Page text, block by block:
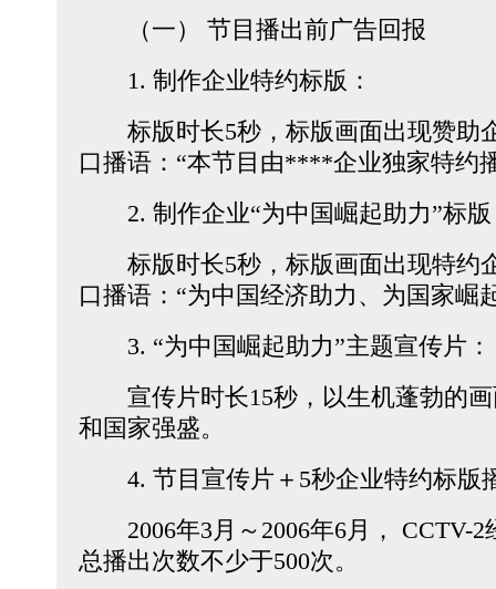
（一） 节目播出前广告回报
1. 制作企业特约标版：
标版时长5秒，标版画面出现赞助
口播语：“本节目由****企业独家特约
2. 制作企业“为中国崛起助力”标版
标版时长5秒，标版画面出现特约
口播语：“为中国经济助力、为国家崛
3. “为中国崛起助力”主题宣传片：
宣传片时长15秒，以生机蓬勃的画
和国家强盛。
4. 节目宣传片＋5秒企业特约标版
2006年3月～2006年6月， CCTV-2
总播出次数不少于500次。